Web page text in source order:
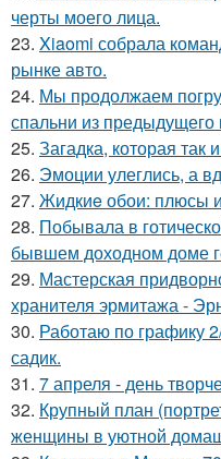
черты моего лица.
23. Xiaomi собрала
рынке авто.
24. Мы продолжаем
спальни из предыдущего
25. Загадка, которая так
26. Эмоции улеглись, а
27. Жидкиe обои: плюсы
28. Побывала в
бывшем доходном доме
29. Мастерская
хранителя эрмитажа -
30. Работаю по графику
садик.
31. 7 апреля - день
32. Крупный план
женщины в уютной